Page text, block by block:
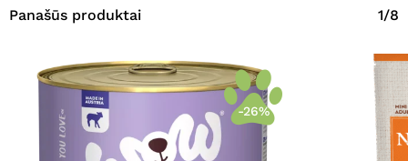
Panašūs produktai 1/8
-26%